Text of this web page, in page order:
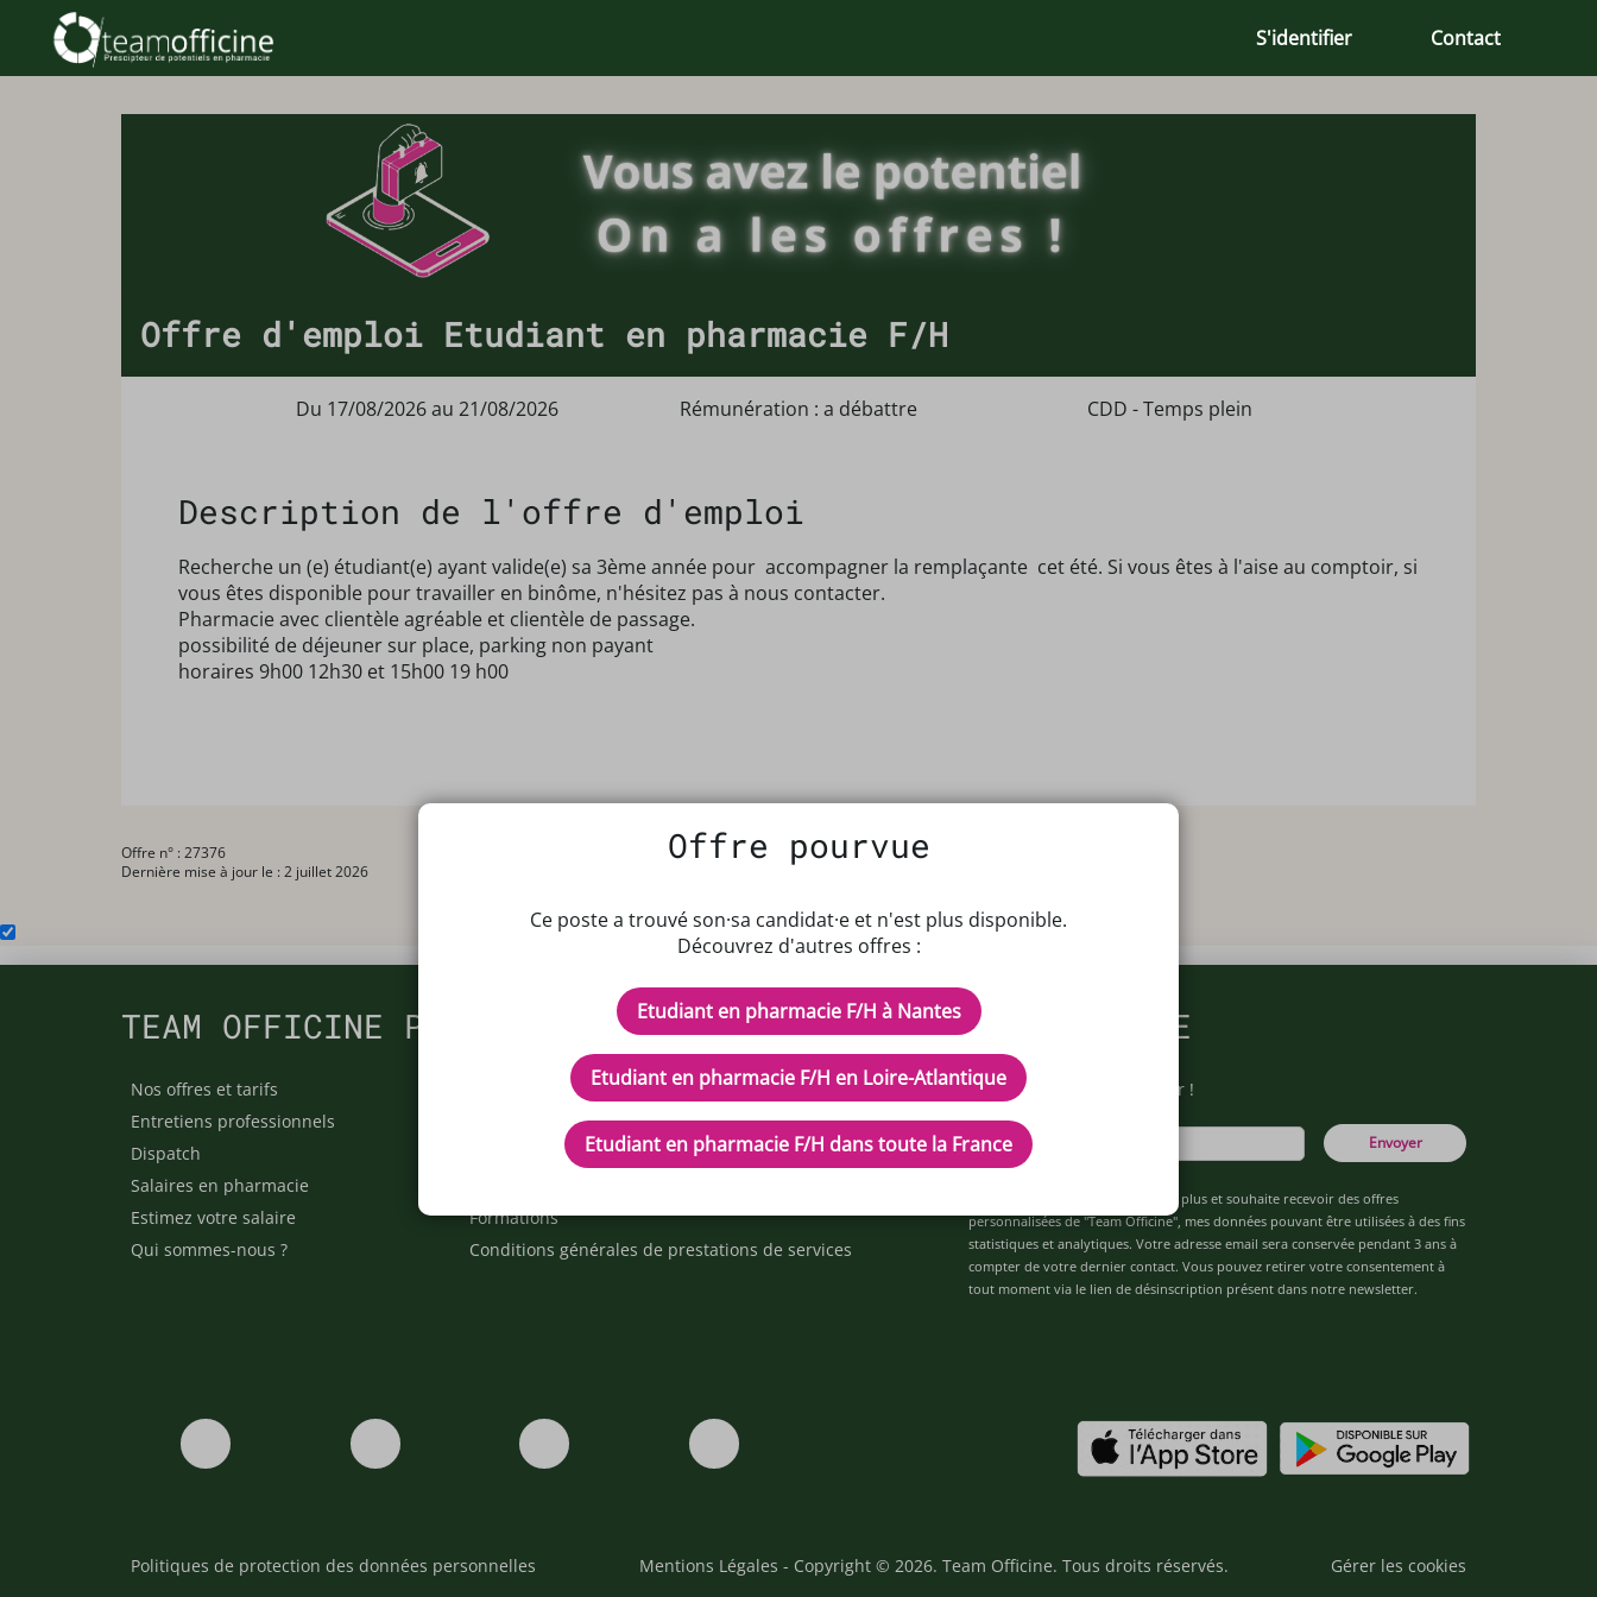
S'identifier Contact
Offre d'emploi Etudiant en pharmacie F/H
Du 17/08/2026 au 21/08/2026 Rémunération : a débattre CDD - Temps plein
Description de l'offre d'emploi
Recherche un (e) étudiant(e) ayant valide(e) sa 3ème année pour accompagner la remplaçante cet été. Si vous êtes à l'aise au comptoir, si
vous êtes disponible pour travailler en binôme, n'hésitez pas à nous contacter.
Pharmacie avec clientèle agréable et clientèle de passage.
possibilité de déjeuner sur place, parking non payant
horaires 9h00 12h30 et 15h00 19 h00
Offre n° : 27376
Dernière mise à jour le : 2 juillet 2026
Offre pourvue
Ce poste a trouvé son·sa candidat·e et n'est plus disponible.
Découvrez d'autres offres :
Etudiant en pharmacie F/H à Nantes
Etudiant en pharmacie F/H en Loire-Atlantique
Etudiant en pharmacie F/H dans toute la France
TEAM OFFICINE PRESCRIPTEUR DE POTENTIELS EN PHARMACIE
Nos offres et tarifs
Entretiens professionnels
Dispatch
Salaires en pharmacie
Estimez votre salaire
Qui sommes-nous ?
Besoin d'aide ?
Contactez-nous
Formations
Conditions générales de prestations de services
Inscrivez-vous à notre newsletter !
Envoyer
Je déclare être âgé(e) de 16 ans ou plus et souhaite recevoir des offres
personnalisées de "Team Officine", mes données pouvant être utilisées à des fins
statistiques et analytiques. Votre adresse email sera conservée pendant 3 ans à
compter de votre dernier contact. Vous pouvez retirer votre consentement à
tout moment via le lien de désinscription présent dans notre newsletter.
Politiques de protection des données personnelles Mentions Légales - Copyright © 2026. Team Officine. Tous droits réservés. Gérer les cookies